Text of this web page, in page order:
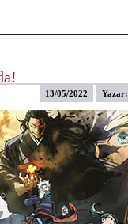
Yazar:
13/05/2022